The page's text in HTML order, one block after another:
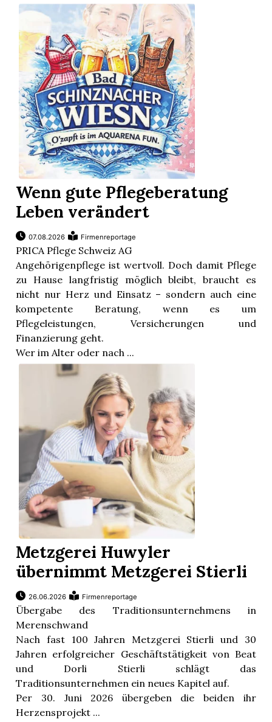
Wenn gute Pflegeberatung
Leben verändert
07.08.2026 Firmenreportage
PRICA Pflege Schweiz AG
Angehörigenpflege ist wertvoll. Doch damit Pflege
zu Hause langfristig möglich bleibt, braucht es
nicht nur Herz und Einsatz – sondern auch eine
kompetente Beratung, wenn es um
Pflegeleistungen, Versicherungen und
Finanzierung geht.
Wer im Alter oder nach ...
Metzgerei Huwyler
übernimmt Metzgerei Stierli
26.06.2026 Firmenreportage
Übergabe des Traditionsunternehmens in
Merenschwand
Nach fast 100 Jahren Metzgerei Stierli und 30
Jahren erfolgreicher Geschäftstätigkeit von Beat
und Dorli Stierli schlägt das
Traditionsunternehmen ein neues Kapitel auf.
Per 30. Juni 2026 übergeben die beiden ihr
Herzensprojekt ...